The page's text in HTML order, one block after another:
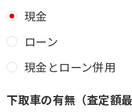
現金
ローン
現金とローン併用
下取車の有無（査定額